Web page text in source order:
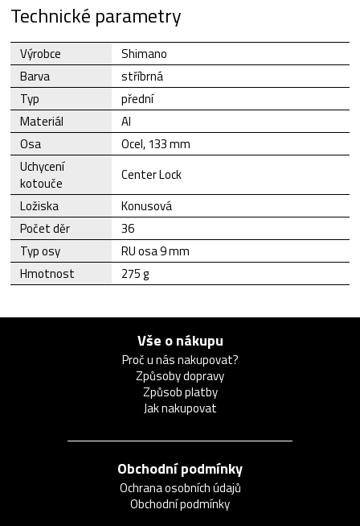
Technické parametry
Výrobce
Shimano
Barva
stříbrná
Typ
přední
Materiál
Al
Osa
Ocel, 133 mm
Uchycení
kotouče
Center Lock
Ložiska
Konusová
Počet děr
36
Typ osy
RU osa 9 mm
Hmotnost
275 g
Vše o nákupu
Proč u nás nakupovat?
Způsoby dopravy
Způsob platby
Jak nakupovat
Obchodní podmínky
Ochrana osobních údajů
Obchodní podmínky